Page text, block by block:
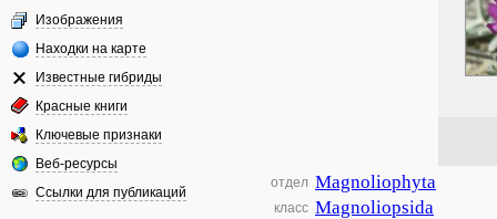
Изображения
Находки на карте
Известные гибриды
Красные книги
Ключевые признаки
Веб-ресурсы
Ссылки для публикаций
отдел Magnoliophyta
класс Magnoliopsida